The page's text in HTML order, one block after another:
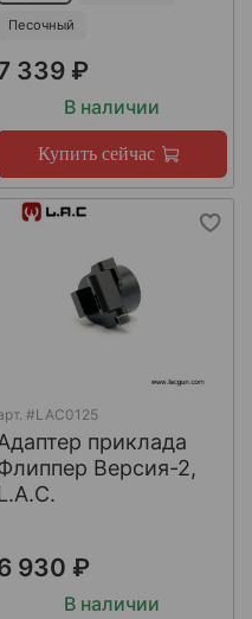
Песочный
339 ₽
В наличии
Купить сейчас
#LAC0125
приклада
Версия-2,
930 ₽
В наличии